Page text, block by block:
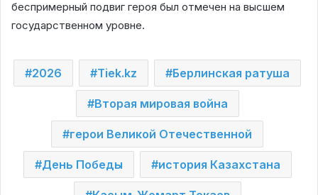
беспримерный подвиг героя был отмечен на высшем
государственном уровне.
2026 Tiek.kz Берлинская ратуша
Вторая мировая война
герои Великой Отечественной
День Победы история Казахстана